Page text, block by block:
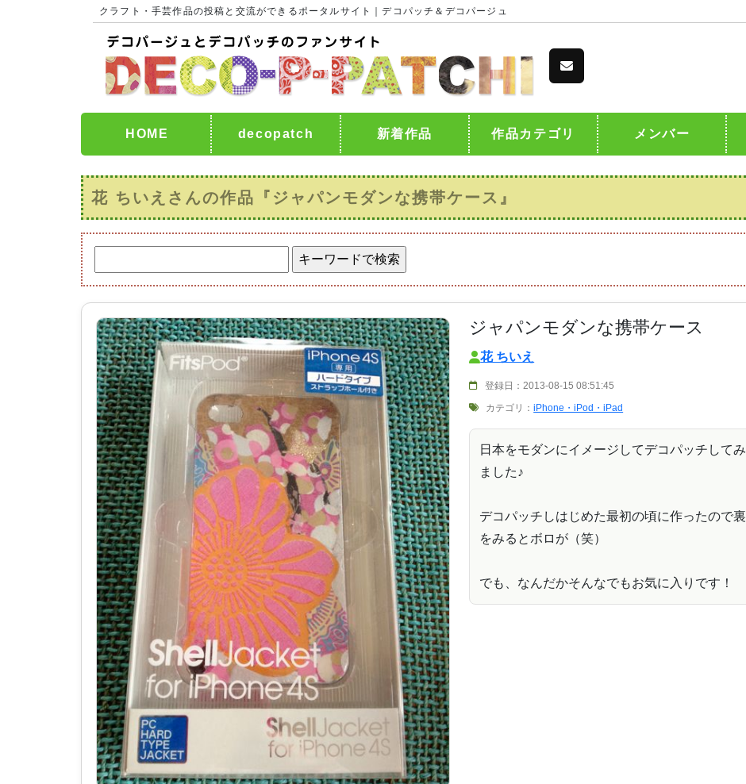
クラフト・手芸作品の投稿と交流ができるポータルサイト｜デコパッチ＆デコパージュ
HOME decopatch 新着作品 作品カテゴリ メンバー
花 ちいえさんの作品『ジャパンモダンな携帯ケース』
ジャパンモダンな携帯ケース
花 ちいえ
登録日：2013-08-15 08:51:45
カテゴリ：iPhone・iPod・iPad
日本をモダンにイメージしてデコパッチしてみ
ました♪
デコパッチしはじめた最初の頃に作ったので裏
をみるとボロが（笑）
でも、なんだかそんなでもお気に入りです！